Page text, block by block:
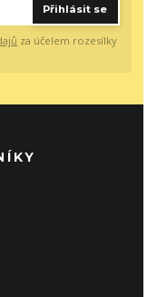
Přihlásit se
za účelem rozesílky